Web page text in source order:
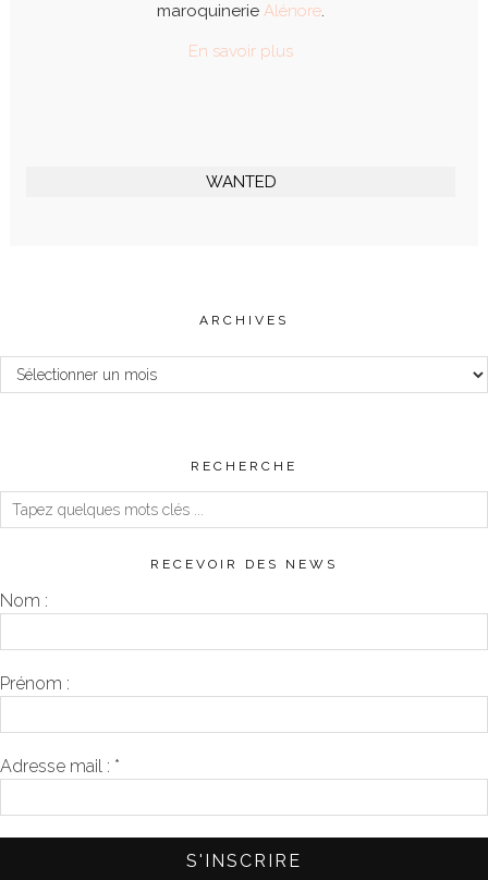
maroquinerie Alénore.
En savoir plus
WANTED
ARCHIVES
Archives
RECHERCHE
RECEVOIR DES NEWS
Nom :
Prénom :
Adresse mail : *